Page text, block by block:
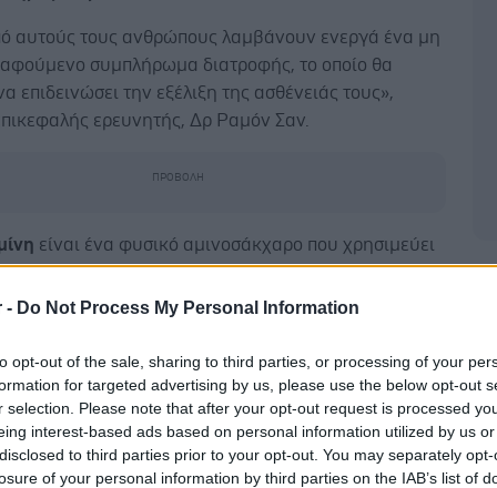
- Do Not Process My Personal Information
opt-out of the sale, sharing to third parties, or processing of your
for targeted advertising by us, please use the below opt-out
selection. Please note that after your opt-out request is processed
interest-based ads based on personal information utilized by us
to third parties prior to your opt-out. You may separately
of your personal information by third parties on the IAB’s list of
αυτούς τους ανθρώπους λαμβάνουν ενεργά ένα μη
συμπλήρωμα διατροφής, το οποίο θα
επιδεινώσει την εξέλιξη της ασθένειάς τους»,
ερευνητής, Δρ Ραμόν Σαν.
είναι ένα φυσικό αμινοσάκχαρο που χρησιμεύει
για τους χόνδρους και τους συνδετικούς
σώμα. Είναι ένα από τα πιο δημοφιλή συμπληρώματα
χρήσης του, οι ερευνητές διερεύνησαν εάν θα
επηρεάσει τη νόσο Αλτσχάιμερ και τις σχετικές
ιατρικά αρχεία από το 2012 έως το 2024,